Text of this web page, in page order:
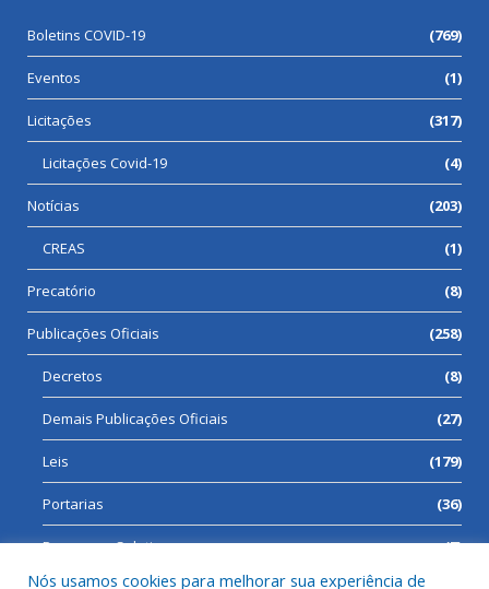
Boletins COVID-19 (769)
Eventos (1)
Licitações (317)
Licitações Covid-19 (4)
Notícias (203)
CREAS (1)
Precatório (8)
Publicações Oficiais (258)
Decretos (8)
Demais Publicações Oficiais (27)
Leis (179)
Portarias (36)
Processos Seletivos (7)
Nós usamos cookies para melhorar sua experiência de